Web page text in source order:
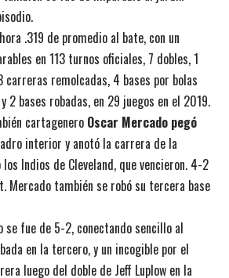
.319 de promedio al bate, con un
en 113 turnos oficiales, 7 dobles, 1
carreras remolcadas, 4 bases por bolas
2 bases robadas, en 29 juegos en el 2019.
cartagenero Oscar Mercado pegó
interior y anotó la carrera de la
Indios de Cleveland, que vencieron. 4-2
Mercado también se robó su tercera base
se fue de 5-2, conectando sencillo al
en la tercero, y un incogible por el
luego del doble de Jeff Luplow en la